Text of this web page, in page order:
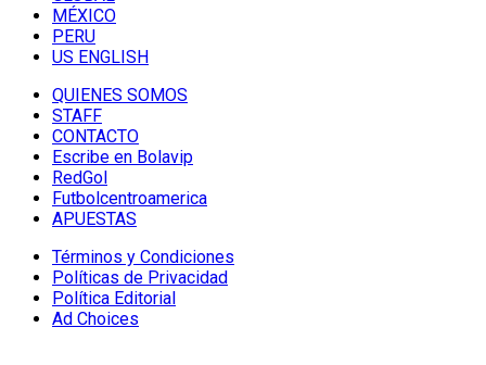
MÉXICO
PERU
US ENGLISH
QUIENES SOMOS
STAFF
CONTACTO
Escribe en Bolavip
RedGol
Futbolcentroamerica
APUESTAS
Términos y Condiciones
Políticas de Privacidad
Política Editorial
Ad Choices